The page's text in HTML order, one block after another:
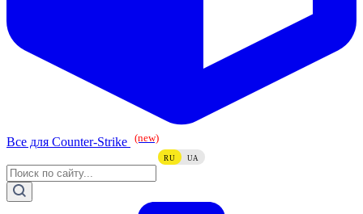
Все для Counter-Strike (new)
RU UA